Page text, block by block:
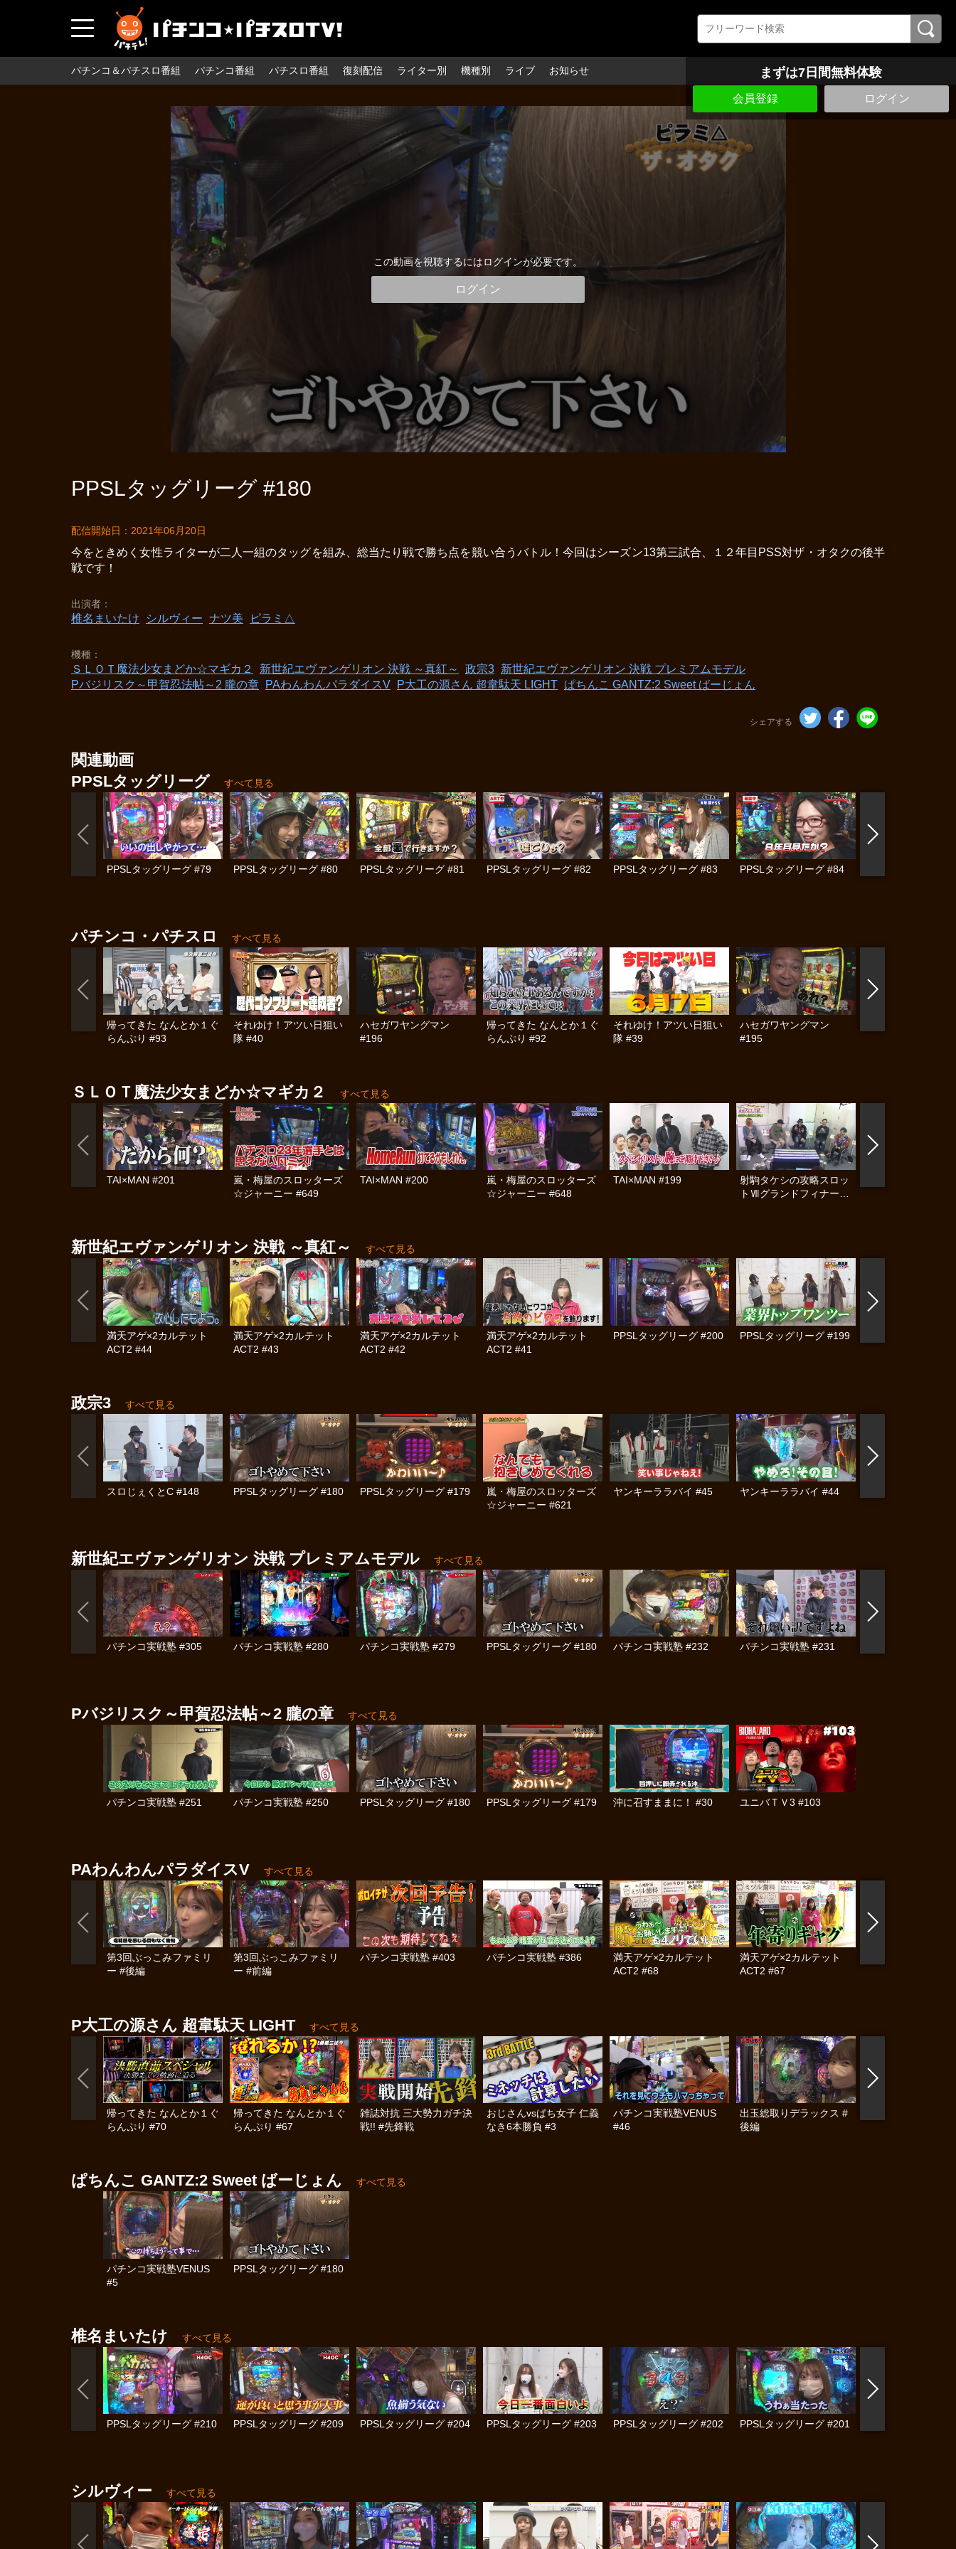
パチンコ＆パチスロ番組 パチンコ番組 パチスロ番組 復刻配信 ライター別 機種別 ライブ お知らせ まずは7日間無料体験
会員登録 ログイン
この動画を視聴するにはログインが必要です。
ログイン
PPSLタッグリーグ #180
配信開始日：2021年06月20日
今をときめく女性ライターが二人一組のタッグを組み、総当たり戦で勝ち点を競い合うバトル！今回はシーズン13第三試合、１２年目PSS対ザ・オタクの後半
戦です！
出演者
椎名まいたけ シルヴィー ナツ美 ピラミ△
機種
ＳＬＯＴ魔法少女まどか☆マギカ２ 新世紀エヴァンゲリオン 決戦 ～真紅～ 政宗3 新世紀エヴァンゲリオン 決戦 プレミアムモデル
Pバジリスク～甲賀忍法帖～2 朧の章
PAわんわんパラダイスV P大工の源さん 超韋駄天 LIGHT ぱちんこ GANTZ:2 Sweet ばーじょん
シェアする
関連動画
PPSLタッグリーグ
すべて見る
PPSLタッグリーグ #79 PPSLタッグリーグ #80 PPSLタッグリーグ #81 PPSLタッグリーグ #82 PPSLタッグリーグ #83 PPSLタッグリーグ #84
パチンコ・パチスロ すべて見る
帰ってきた なんとか１ぐ
らんぷり #93
それゆけ！アツい日狙い
隊 #40
ハセガワヤングマン
#196
帰ってきた なんとか１ぐ
らんぷり #92
それゆけ！アツい日狙い
隊 #39
ハセガワヤングマン
#195
ＳＬＯＴ魔法少女まどか☆マギカ２ すべて見る
TAI×MAN #201
嵐・梅屋のスロッターズ
☆ジャーニー #649
TAI×MAN #200
嵐・梅屋のスロッターズ
☆ジャーニー #648
TAI×MAN #199
射駒タケシの攻略スロッ
トⅦグランドフィナー
新世紀エヴァンゲリオン 決戦 ～真紅～ すべて見る
満天アゲ×2カルテット
ACT2 #44
満天アゲ×2カルテット
ACT2 #43
満天アゲ×2カルテット
ACT2 #42
満天アゲ×2カルテット
ACT2 #41
PPSLタッグリーグ #200 PPSLタッグリーグ #199
政宗3 すべて見る
スロじぇくとC #148 PPSLタッグリーグ #180 PPSLタッグリーグ #179
嵐・梅屋のスロッターズ
☆ジャーニー #621
ヤンキーララバイ #45 ヤンキーララバイ #44
新世紀エヴァンゲリオン 決戦 プレミアムモデル すべて見る
パチンコ実戦塾 #305 パチンコ実戦塾 #280 パチンコ実戦塾 #279 PPSLタッグリーグ #180 パチンコ実戦塾 #232 パチンコ実戦塾 #231
Pバジリスク～甲賀忍法帖～2 朧の章 すべて見る
パチンコ実戦塾 #251 パチンコ実戦塾 #250 PPSLタッグリーグ #180 PPSLタッグリーグ #179 沖に召すままに！ #30 ユニバＴＶ3 #103
PAわんわんパラダイスV すべて見る
第3回ぶっこみファミリ
ー #後編
第3回ぶっこみファミリ
ー #前編
パチンコ実戦塾 #403 パチンコ実戦塾 #386
満天アゲ×2カルテット
ACT2 #68
満天アゲ×2カルテット
ACT2 #67
P大工の源さん 超韋駄天 LIGHT すべて見る
帰ってきた なんとか１ぐ
らんぷり #70
帰ってきた なんとか１ぐ
らんぷり #67
雑誌対抗 三大勢力ガチ決
戦!! #先鋒戦
おじさんvsぱち女子 仁義
なき6本勝負 #3
パチンコ実戦塾VENUS
#46
出玉総取りデラックス #
後編
ぱちんこ GANTZ:2 Sweet ばーじょん すべて見る
パチンコ実戦塾VENUS
#5
PPSLタッグリーグ #180
椎名まいたけ すべて見る
PPSLタッグリーグ #210 PPSLタッグリーグ #209 PPSLタッグリーグ #204 PPSLタッグリーグ #203 PPSLタッグリーグ #202 PPSLタッグリーグ #201
シルヴィー すべて見る